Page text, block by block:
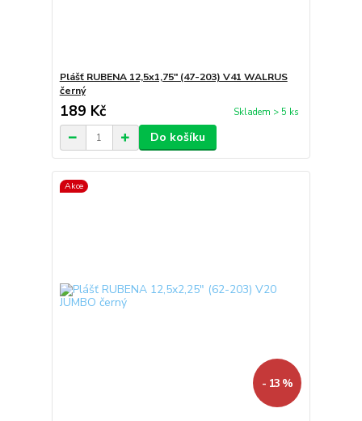
Plášť RUBENA 12,5x1,75" (47-203) V41 WALRUS
černý
189 Kč Skladem > 5 ks
Do košíku
Akce
- 13 %